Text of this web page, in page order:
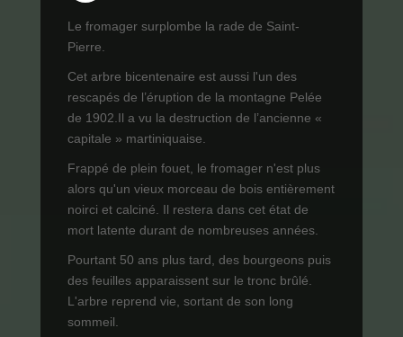
Le fromager surplombe la rade de Saint-
Pierre.
Cet arbre bicentenaire est aussi l'un des
rescapés de l’éruption de la montagne Pelée
de 1902.Il a vu la destruction de l’ancienne «
capitale » martiniquaise.
Frappé de plein fouet, le fromager n'est plus
alors qu'un vieux morceau de bois entièrement
noirci et calciné. Il restera dans cet état de
mort latente durant de nombreuses années.
Pourtant 50 ans plus tard, des bourgeons puis
des feuilles apparaissent sur le tronc brûlé.
L'arbre reprend vie, sortant de son long
sommeil.